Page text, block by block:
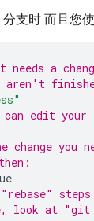
分支时 而且您
needs a
can edit
you
"rebase"
look at